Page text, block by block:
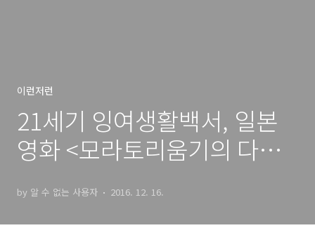
이런저런
21세기 잉여생활백서, 일본
영화 <모라토리움기의 다마
by 알 수 없는 사용자 2016. 12. 16.